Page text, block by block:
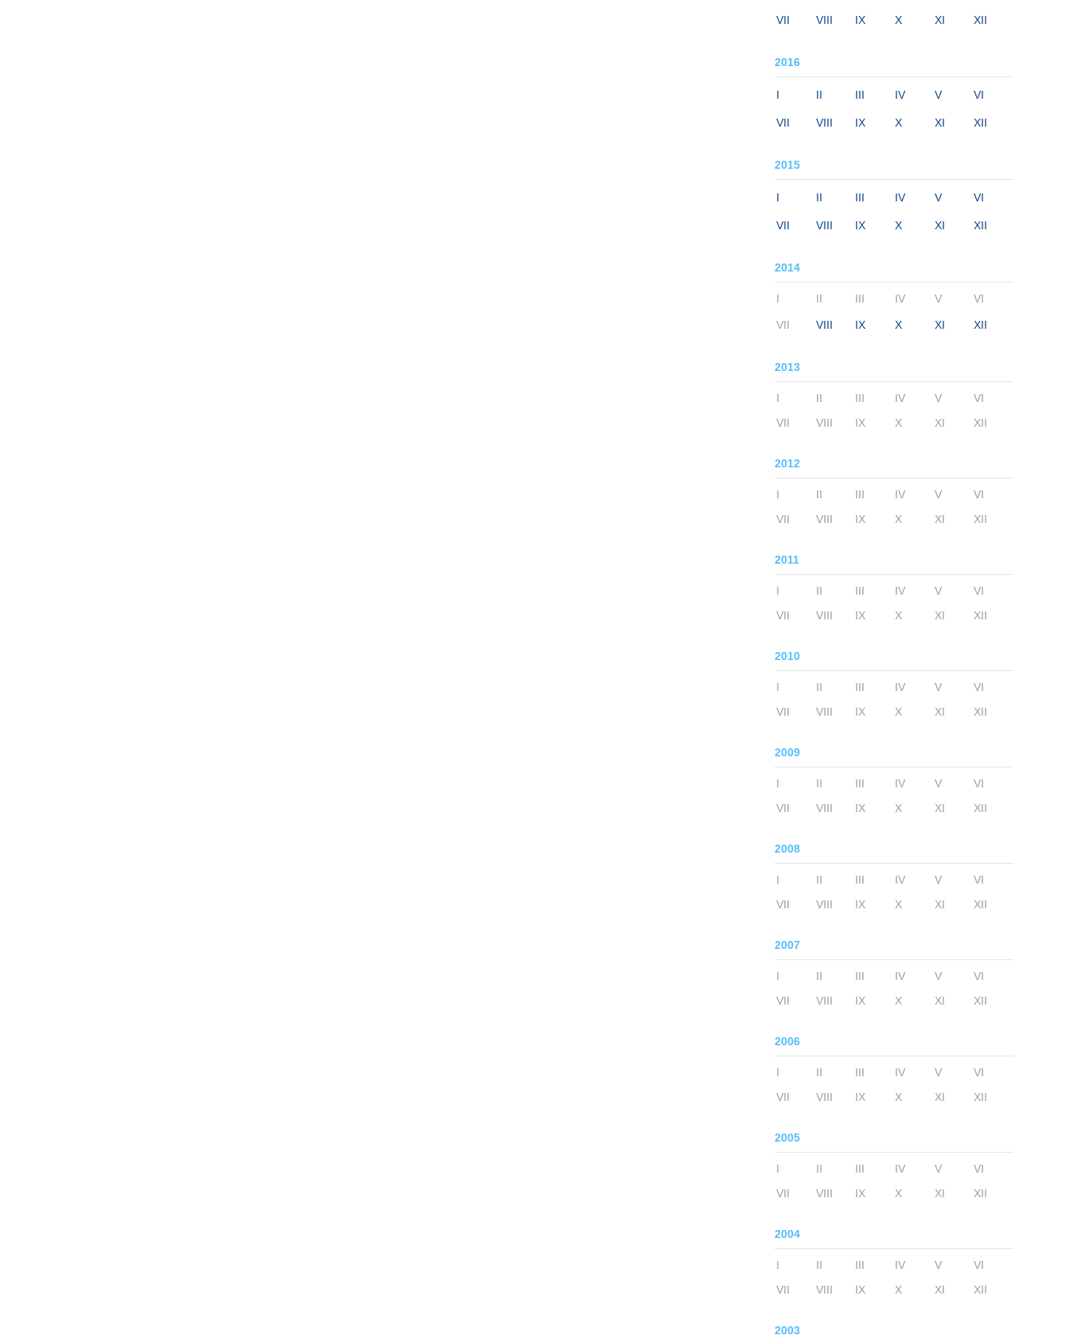
VII VIII IX X XI XII
2016
I II III IV V VI
VII VIII IX X XI XII
2015
I II III IV V VI
VII VIII IX X XI XII
2014
I II III IV V VI
VII VIII IX X XI XII
2013
I II III IV V
VI
VII
VIII IX X XI XII
2012
I II III IV V
VI
VII
VIII IX X XI XII
2011
I II III IV V
VI
VII
VIII IX X XI XII
2010
I II III IV V
VI
VII
VIII IX X XI XII
2009
I II III IV V
VI
VII
VIII IX X XI XII
2008
I II III IV V
VI
VII
VIII IX X XI XII
2007
I II III IV V
VI
VII
VIII IX X XI XII
2006
I II III IV V
VI
VII
VIII IX X XI XII
2005
I II III IV V
VI
VII
VIII IX X XI XII
2004
I II III IV V
VI
VII
VIII IX X XI XII
2003